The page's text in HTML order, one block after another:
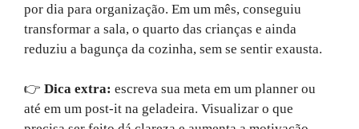
por dia para organização. Em um mês, conseguiu
transformar a sala, o quarto das crianças e ainda
reduziu a bagunça da cozinha, sem se sentir exausta.
👉 Dica extra: escreva sua meta em um planner ou
até em um post-it na geladeira. Visualizar o que